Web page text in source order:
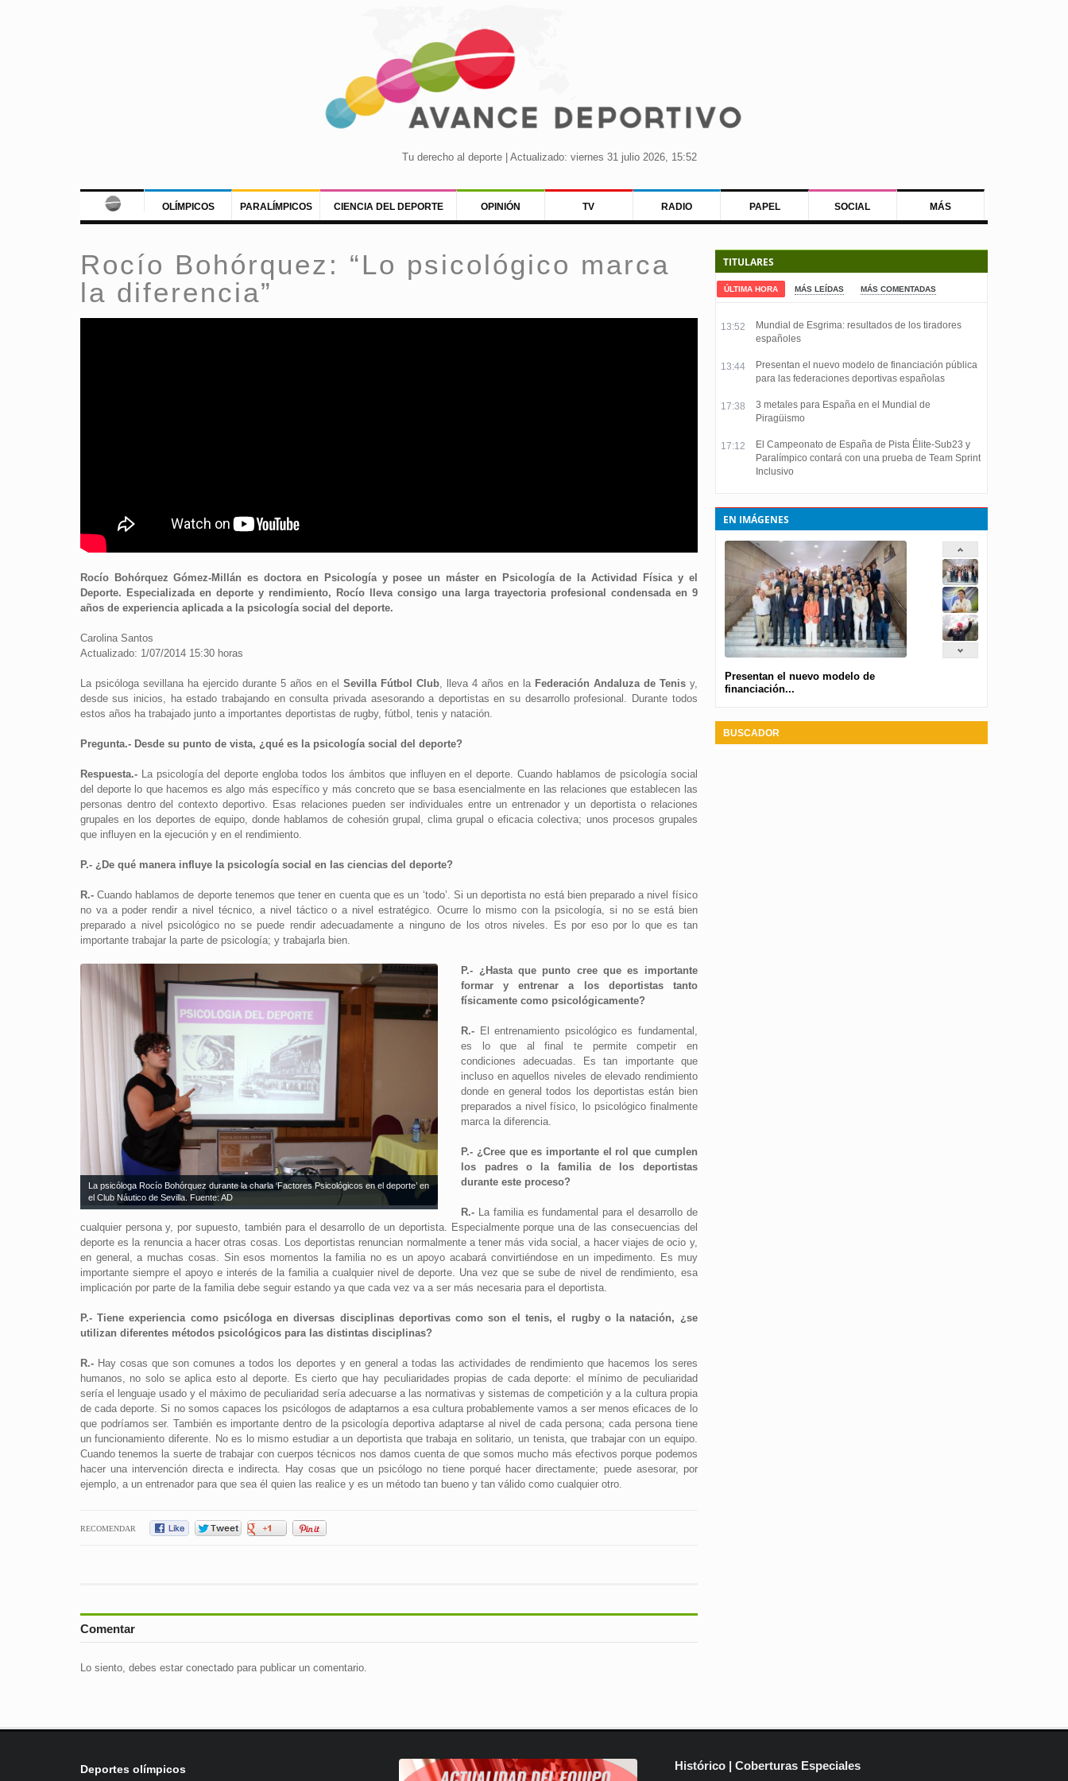
Tu derecho al deporte | Actualizado: viernes 31 julio 2026, 15:52
OLÍMPICOS PARALÍMPICOS CIENCIA DEL DEPORTE OPINIÓN TV RADIO PAPEL SOCIAL MÁS
Rocío Bohórquez: “Lo psicológico marca
la diferencia”
Rocío Bohórquez Gómez-Millán es doctora en Psicología y posee un máster en Psicología de la Actividad Física y el
Deporte. Especializada en deporte y rendimiento, Rocío lleva consigo una larga trayectoria profesional condensada en 9
años de experiencia aplicada a la psicología social del deporte.
Carolina Santos
Actualizado: 1/07/2014 15:30 horas
La psicóloga sevillana ha ejercido durante 5 años en el Sevilla Fútbol Club, lleva 4 años en la Federación Andaluza de Tenisy,
desde sus inicios, ha estado trabajando en consulta privada asesorando a deportistas en su desarrollo profesional. Durante todos
estos años ha trabajado junto a importantes deportistas de rugby, fútbol, tenis y natación.
Pregunta.- Desde su punto de vista, ¿qué es la psicología social del deporte?
Respuesta.-La psicología del deporte engloba todos los ámbitos que influyen en el deporte. Cuando hablamos de psicología social
del deporte lo que hacemos es algo más específico y más concreto que se basa esencialmente en las relaciones que establecen las
personas dentro del contexto deportivo. Esas relaciones pueden ser individuales entre un entrenador y un deportista o relaciones
grupales en los deportes de equipo, donde hablamos de cohesión grupal, clima grupal o eficacia colectiva; unos procesos grupales
que influyen en la ejecución y en el rendimiento.
P.- ¿De qué manera influye la psicología social en las ciencias del deporte?
R.-Cuando hablamos de deporte tenemos que tener en cuenta que es un ‘todo’. Si un deportista no está bien preparado a nivel físico
no va a poder rendir a nivel técnico, a nivel táctico o a nivel estratégico. Ocurre lo mismo con la psicología, si no se está bien
preparado a nivel psicológico no se puede rendir adecuadamente a ninguno de los otros niveles. Es por eso por lo que es tan
importante trabajar la parte de psicología; y trabajarla bien.
La psicóloga Rocío Bohórquez durante la charla ‘Factores Psicológicos en el deporte’ en
el Club Náutico de Sevilla. Fuente: AD
P.- ¿Hasta que punto cree que es importante
formar y entrenar a los deportistas tanto
físicamente como psicológicamente?
R.- El entrenamiento psicológico es fundamental,
es lo que al final te permite competir en
condiciones adecuadas. Es tan importante que
incluso en aquellos niveles de elevado rendimiento
donde en general todos los deportistas están bien
preparados a nivel físico, lo psicológico finalmente
marca la diferencia.
P.- ¿Cree que es importante el rol que cumplen
los padres o la familia de los deportistas
durante este proceso?
R.- La familia es fundamental para el desarrollo de
cualquier persona y, por supuesto, también para el desarrollo de un deportista. Especialmente porque una de las consecuencias del
deporte es la renuncia a hacer otras cosas. Los deportistas renuncian normalmente a tener más vida social, a hacer viajes de ocio y,
en general, a muchas cosas. Sin esos momentos la familia no es un apoyo acabará convirtiéndose en un impedimento. Es muy
importante siempre el apoyo e interés de la familia a cualquier nivel de deporte. Una vez que se sube de nivel de rendimiento, esa
implicación por parte de la familia debe seguir estando ya que cada vez va a ser más necesaria para el deportista.
P.- Tiene experiencia como psicóloga en diversas disciplinas deportivas como son el tenis, el rugby o la natación, ¿se
utilizan diferentes métodos psicológicos para las distintas disciplinas?
R.-Hay cosas que son comunes a todos los deportes y en general a todas las actividades de rendimiento que hacemos los seres
humanos, no solo se aplica esto al deporte. Es cierto que hay peculiaridades propias de cada deporte: el mínimo de peculiaridad
sería el lenguaje usado y el máximo de peculiaridad sería adecuarse a las normativas y sistemas de competición y a la cultura propia
de cada deporte. Si no somos capaces los psicólogos de adaptarnos a esa cultura probablemente vamos a ser menos eficaces de lo
que podríamos ser. También es importante dentro de la psicología deportiva adaptarse al nivel de cada persona; cada persona tiene
un funcionamiento diferente. No es lo mismo estudiar a un deportista que trabaja en solitario, un tenista, que trabajar con un equipo.
Cuando tenemos la suerte de trabajar con cuerpos técnicos nos damos cuenta de que somos mucho más efectivos porque podemos
hacer una intervención directa e indirecta. Hay cosas que un psicólogo no tiene porqué hacer directamente; puede asesorar, por
ejemplo, a un entrenador para que sea él quien las realice y es un método tan bueno y tan válido como cualquier otro.
RECOMENDAR
Comentar
Lo siento, debes estar conectadopara publicar un comentario.
TITULARES
ÚLTIMA HORA MÁS LEÍDAS MÁS COMENTADAS
13:52
Mundial de Esgrima: resultados de los tiradores
españoles
13:44
Presentan el nuevo modelo de financiación pública
para las federaciones deportivas españolas
17:38
3 metales para España en el Mundial de
Piragüismo
17:12
El Campeonato de España de Pista Élite-Sub23 y
Paralímpico contará con una prueba de Team Sprint
Inclusivo
EN IMÁGENES
Presentan el nuevo modelo de
financiación...
BUSCADOR
Deportes olímpicos Histórico | Coberturas Especiales